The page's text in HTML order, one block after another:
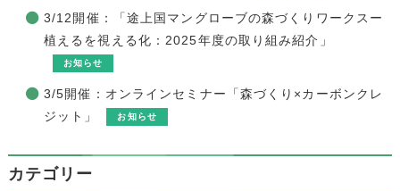
3/12開催：「途上国マングローブの森づくりワークスー
植えるを視える化：2025年度の取り組み紹介」
お知らせ
3/5開催：オンラインセミナー「森づくり×カーボンクレ
ジット」
お知らせ
カテゴリー